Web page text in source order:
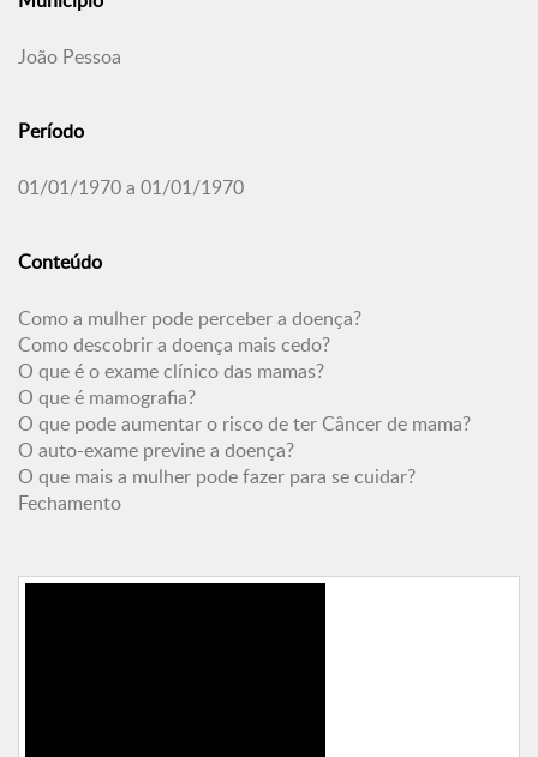
João Pessoa
Período
01/01/1970 a 01/01/1970
Conteúdo
Como a mulher pode perceber a doença?
Como descobrir a doença mais cedo?
O que é o exame clínico das mamas?
O que é mamografia?
O que pode aumentar o risco de ter Câncer de mama?
O auto-exame previne a doença?
O que mais a mulher pode fazer para se cuidar?
Fechamento